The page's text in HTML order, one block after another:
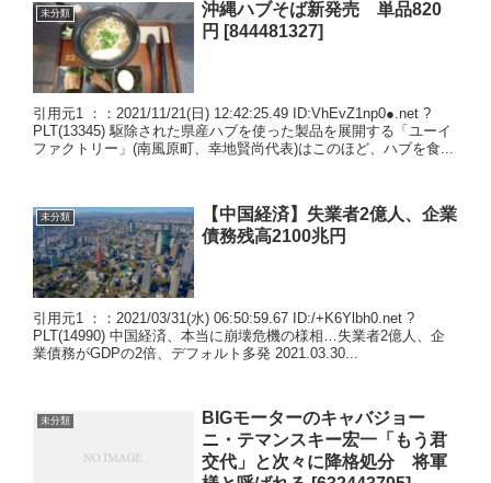
未分類
沖縄ハブそば新発売 単品820
円 [844481327]
引用元1 ：：2021/11/21(日) 12:42:25.49 ID:VhEvZ1np0●.net ?
PLT(13345) 駆除された県産ハブを使った製品を展開する「ユーイ
ファクトリー」(南風原町、幸地賢尚代表)はこのほど、ハブを食...
未分類
【中国経済】失業者2億人、企業
債務残高2100兆円
引用元1 ：：2021/03/31(水) 06:50:59.67 ID:/+K6Ylbh0.net ?
PLT(14990) 中国経済、本当に崩壊危機の様相…失業者2億人、企
業債務がGDPの2倍、デフォルト多発 2021.03.30...
未分類
BIGモーターのキャバジョー
ニ・テマンスキー宏一「もう君
交代」と次々に降格処分 将軍